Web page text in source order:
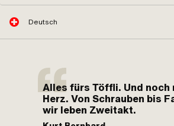
Deutsch
Alles fürs Töffli. Und noch
Herz. Von Schrauben bis
wir leben Zweitakt.